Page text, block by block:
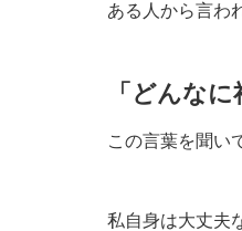
ある人から言わ
「どんな
この言葉を聞い
私自身は大丈夫